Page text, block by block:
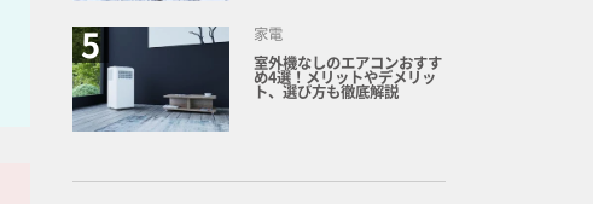
家電
室外機なしのエアコンおすす
め4選！メリットやデメリッ
ト、選び方も徹底解説